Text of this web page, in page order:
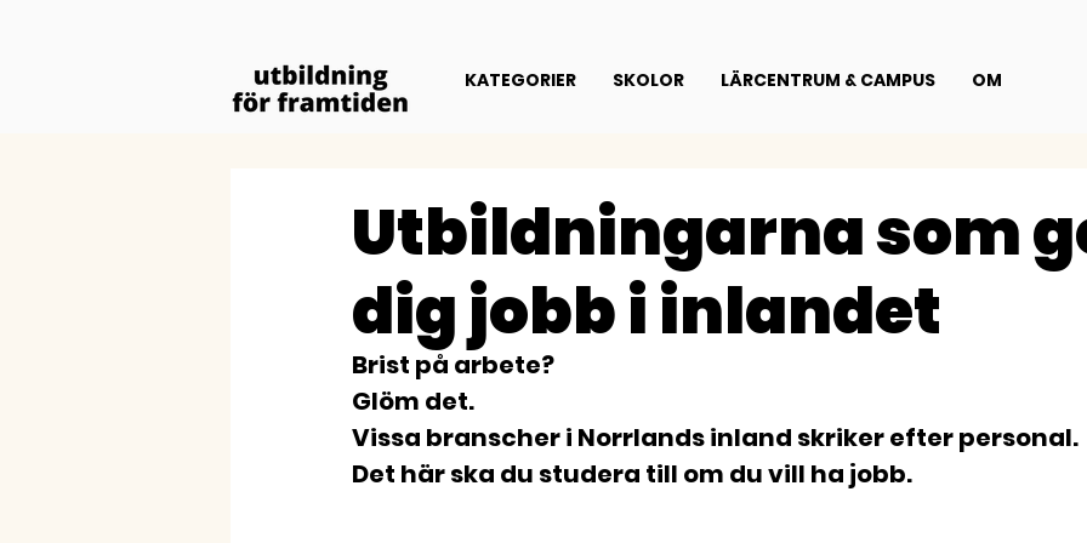
KATEGORIER SKOLOR LÄRCENTRUM & CAMPUS OM
Utbildningarna som
dig jobb i inlandet
Brist på arbete?
Glöm det.
Vissa branscher i Norrlands inland skriker efter personal.
Det här ska du studera till om du vill ha jobb.